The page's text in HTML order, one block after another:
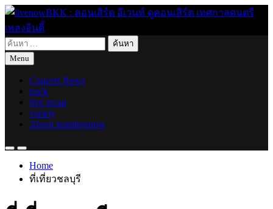
Skip
content
livenowBKK : คอนเสิร์ต อีเวนท์ ดูคอนเสิร์ต เทศกาลดนตรี เพลง
อินดี้
live for today
ค้นหา
สำหรับ:
Menu
Concert News
track
live recap
variety
About teamlivenow
Home
ที่เที่ยวชลบุรี